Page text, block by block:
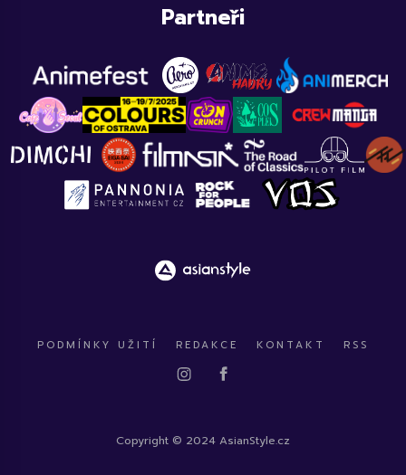
Partneři
PODMÍNKY UŽITÍ REDAKCE KONTAKT RSS
Copyright © 2024 AsianStyle.cz